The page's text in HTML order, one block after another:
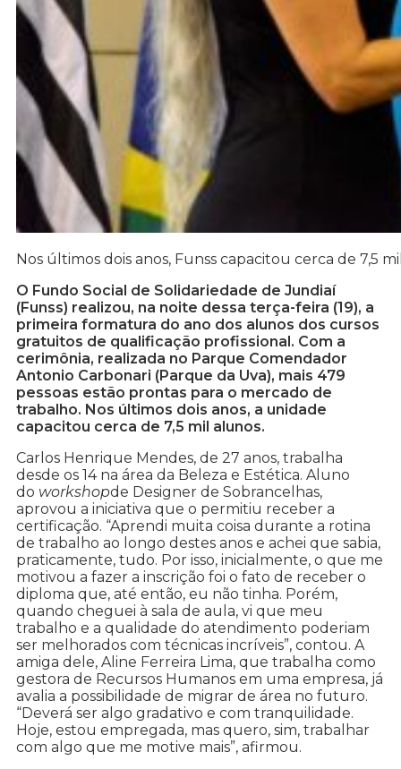
Nos últimos dois anos, Funss capacitou cerca de 7,5
O Fundo Social de Solidariedade de Jundiaí
(Funss) realizou, na noite dessa terça-feira (19), a
primeira formatura do ano dos alunos dos cursos
gratuitos de qualificação profissional. Com a
cerimônia, realizada no Parque Comendador
Antonio Carbonari (Parque da Uva), mais 479
pessoas estão prontas para o mercado de
trabalho. Nos últimos dois anos, a unidade
capacitou cerca de 7,5 mil alunos.
Carlos Henrique Mendes, de 27 anos, trabalha
desde os 14 na área da Beleza e Estética. Aluno
do workshopde Designer de Sobrancelhas,
aprovou a iniciativa que o permitiu receber a
certificação. “Aprendi muita coisa durante a rotina
de trabalho ao longo destes anos e achei que sabia,
praticamente, tudo. Por isso, inicialmente, o que me
motivou a fazer a inscrição foi o fato de receber o
diploma que, até então, eu não tinha. Porém,
quando cheguei à sala de aula, vi que meu
trabalho e a qualidade do atendimento poderiam
ser melhorados com técnicas incríveis”, contou. A
amiga dele, Aline Ferreira Lima, que trabalha como
gestora de Recursos Humanos em uma empresa, já
avalia a possibilidade de migrar de área no futuro.
“Deverá ser algo gradativo e com tranquilidade.
Hoje, estou empregada, mas quero, sim, trabalhar
com algo que me motive mais”, afirmou.